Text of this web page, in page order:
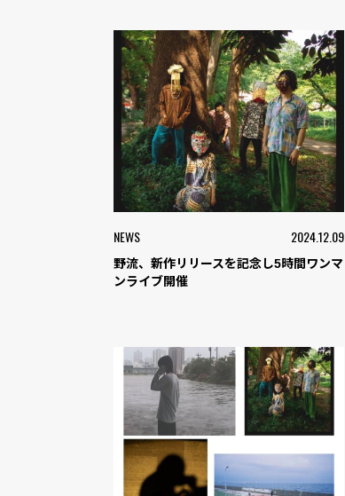
NEWS 2024.12.09
野流、新作リリースを記念し5時間ワンマ
ンライブ開催